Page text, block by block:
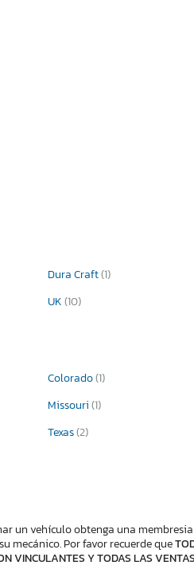
Dura Craft(1)
UK(10)
Colorado(1)
Missouri(1)
Texas(2)
un vehículo obtenga una
mecánico. Por favor recuerde que
VINCULANTES Y TODAS LAS